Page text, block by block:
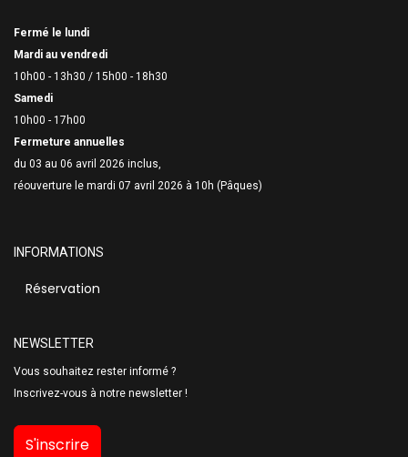
Fermé le lundi
Mardi au vendredi
10h00 - 13h30 / 15h00 - 18h30
Samedi
10h00 - 17h00
Fermeture annuelles
du 03 au 06 avril 2026 inclus,
réouverture le mardi 07 avril 2026 à 10h (Pâques)
INFORMATIONS
Réservation
NEWSLETTER
Vous souhaitez rester informé ?
Inscrivez-vous à notre newsletter !
S'inscrire